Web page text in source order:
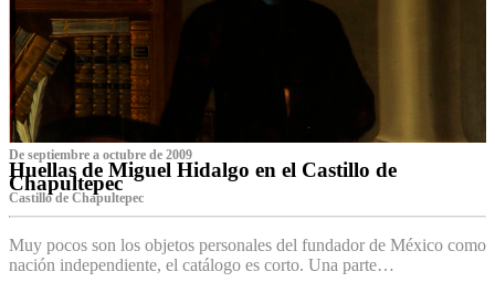
De septiembre a octubre de 2009
Huellas de Miguel Hidalgo en el Castillo de
Chapultepec
Castillo de Chapultepec
Muy pocos son los objetos personales del fundador de México como
nación independiente, el catálogo es corto. Una parte…